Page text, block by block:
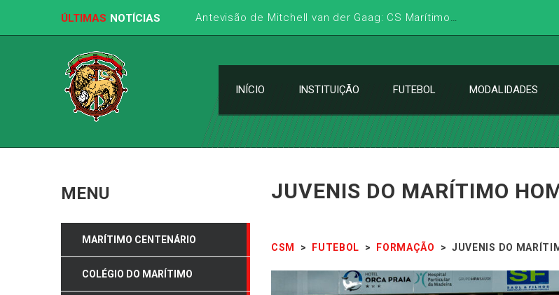
ÚLTIMAS NOTÍCIAS Antevisão de Mitchell van der Gaag: CS Marítimo x Casa Pia AC
INÍCIO INSTITUIÇÃO FUTEBOL MODALIDADES
JUVENIS DO MARÍTIMO
CSM > FUTEBOL > FORMAÇÃO > JUVENIS DO
MENU
MARÍTIMO CENTENÁRIO
COLÉGIO DO MARÍTIMO